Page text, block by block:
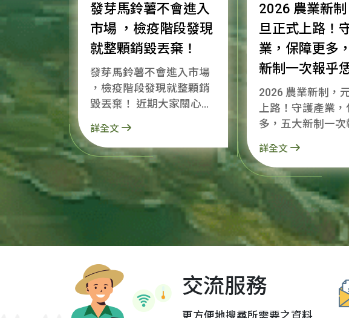
發芽馬鈴薯不會進入
市場 ，檢疫階段發現
就整顆銷毀丟棄！
發芽馬鈴薯不會進入市場
，檢疫階段發現就整顆銷
毀丟棄！ 近期大家關心的
定，要跟大家說明：政府
沒有允許有毒馬鈴薯進
口，且從輸出前、邊境管
理到市場，都有層層把
關，絕對不會讓不合格、
有毒的馬鈴薯進到市場。
詳全文
2026 農業新
旦正式上路！
業，保障更多
新制一次報乎
2026 農業新制，
上路！守護產業
多，五大新制一次
謝所有農漁民朋友
的努力。新的一年
部會持續跟大家站
起，守護農業產業
農漁民朋友，讓台
持續進步！ 接下來...
詳全文
交流服務
更方便地搜尋所需要之資料